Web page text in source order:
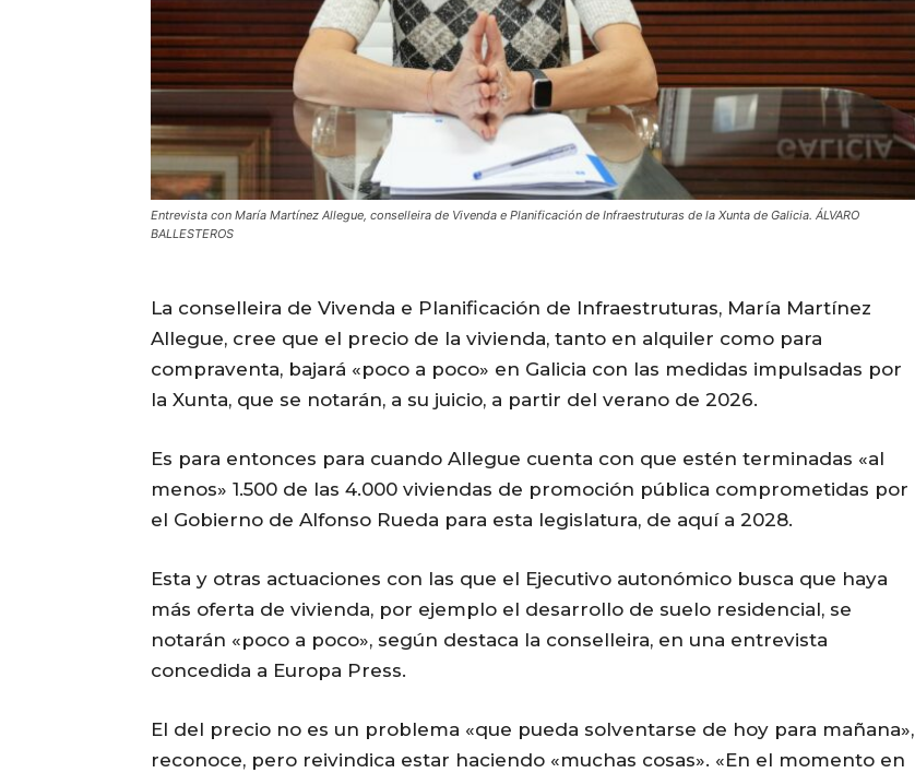
Entrevista con María Martínez Allegue, conselleira de Vivenda e Planificación de Infraestruturas de la Xunta de Galicia. ÁLVARO
BALLESTEROS
La conselleira de Vivenda e Planificación de Infraestruturas, María Martínez
Allegue, cree que el precio de la vivienda, tanto en alquiler como para
compraventa, bajará «poco a poco» en Galicia con las medidas impulsadas por
la Xunta, que se notarán, a su juicio, a partir del verano de 2026.
Es para entonces para cuando Allegue cuenta con que estén terminadas «al
menos» 1.500 de las 4.000 viviendas de promoción pública comprometidas por
el Gobierno de Alfonso Rueda para esta legislatura, de aquí a 2028.
Esta y otras actuaciones con las que el Ejecutivo autonómico busca que haya
más oferta de vivienda, por ejemplo el desarrollo de suelo residencial, se
notarán «poco a poco», según destaca la conselleira, en una entrevista
concedida a Europa Press.
El del precio no es un problema «que pueda solventarse de hoy para mañana»,
reconoce, pero reivindica estar haciendo «muchas cosas». «En el momento en